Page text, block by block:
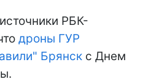
РБК-
дроны ГУР
Брянск с Днем